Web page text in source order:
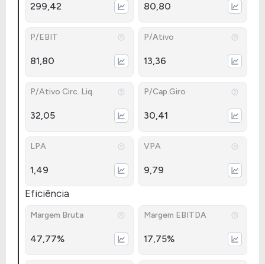
299,42 80,80
P/EBIT
81,80
P/Ativo
13,36
P/Ativo Circ. Liq.
32,05
P/Cap.Giro
30,41
LPA
1,49
VPA
9,79
Eficiência
Margem Bruta
47,77%
Margem EBITDA
17,75%